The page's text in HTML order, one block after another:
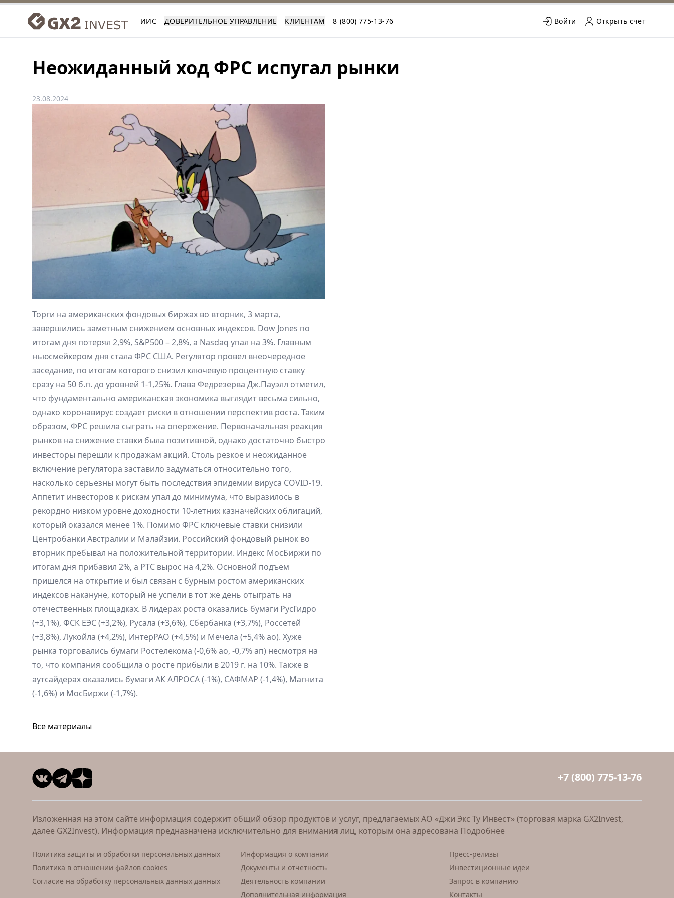
ИИС ДОВЕРИТЕЛЬНОЕ УПРАВЛЕНИЕ КЛИЕНТАМ 8 (800) 775-13-76 Войти Открыть счет
Неожиданный ход ФРС испугал рынки
23.08.2024
Торги на американских фондовых биржах во вторник, 3 марта,
завершились заметным снижением основных индексов. Dow Jones по
итогам дня потерял 2,9%, S&P500 – 2,8%, а Nasdaq упал на 3%. Главным
ньюсмейкером дня стала ФРС США. Регулятор провел внеочередное
заседание, по итогам которого снизил ключевую процентную ставку
сразу на 50 б.п. до уровней 1-1,25%. Глава Федрезерва Дж.Пауэлл отметил,
что фундаментально американская экономика выглядит весьма сильно,
однако коронавирус создает риски в отношении перспектив роста. Таким
образом, ФРС решила сыграть на опережение. Первоначальная реакция
рынков на снижение ставки была позитивной, однако достаточно быстро
инвесторы перешли к продажам акций. Столь резкое и неожиданное
включение регулятора заставило задуматься относительно того,
насколько серьезны могут быть последствия эпидемии вируса COVID-19.
Аппетит инвесторов к рискам упал до минимума, что выразилось в
рекордно низком уровне доходности 10-летних казначейских облигаций,
который оказался менее 1%. Помимо ФРС ключевые ставки снизили
Центробанки Австралии и Малайзии. Российский фондовый рынок во
вторник пребывал на положительной территории. Индекс МосБиржи по
итогам дня прибавил 2%, а РТС вырос на 4,2%. Основной подъем
пришелся на открытие и был связан с бурным ростом американских
индексов накануне, который не успели в тот же день отыграть на
отечественных площадках. В лидерах роста оказались бумаги РусГидро
(+3,1%), ФСК ЕЭС (+3,2%), Русала (+3,6%), Сбербанка (+3,7%), Россетей
(+3,8%), Лукойла (+4,2%), ИнтерРАО (+4,5%) и Мечела (+5,4% ао). Хуже
рынка торговались бумаги Ростелекома (-0,6% ао, -0,7% ап) несмотря на
то, что компания сообщила о росте прибыли в 2019 г. на 10%. Также в
аутсайдерах оказались бумаги АК АЛРОСА (-1%), САФМАР (-1,4%), Магнита
(-1,6%) и МосБиржи (-1,7%).
Все материалы
+7 (800) 775-13-76
Изложенная на этом сайте информация содержит общий обзор продуктов и услуг, предлагаемых АО «Джи Экс Ту Инвест» (торговая марка GX2Invest,
далее GX2Invest). Информация предназначена исключительно для внимания лиц, которым она адресована Подробнее
Политика защиты и обработки персональных данных
Политика в отношении файлов cookies
Согласие на обработку персональных данных данных
Информация о компании
Документы и отчетность
Деятельность компании
Дополнительная информация
Пресс-релизы
Инвестиционные идеи
Запрос в компанию
Контакты